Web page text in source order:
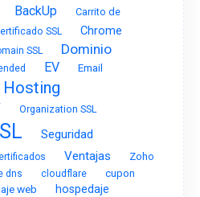
BackUp
Carrito de
SSL Chrome
SSL Dominio
EV Email
Hosting
Organization SSL
Seguridad
Ventajas Zoho
dns cloudflare cupon
web hospedaje